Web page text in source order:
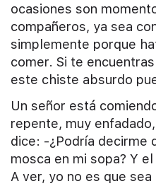
ocasiones son
compañeros, ya sea
simplemente porque
comer. Si te
este chiste absurdo
Un señor está
repente, muy
dice: -¿Podría decirme
mosca en mi sopa? Y
A ver, yo no es que